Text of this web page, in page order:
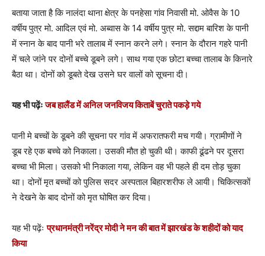
बताया जाता है कि नालंदा थाना क्षेत्र के पनहेसा गांव निवासी मो. ओवैस के 10
वर्षीय पुत्र मो. आदिल एवं मो. अब्वास के 14 वर्षीय पुत्र मो. सद्दाम बारिश के पानी
में स्नान के बाद पानी भरे तालाब में स्नान करने लगे। स्नान के दौरान गहरे पानी
में चले जांने पर दोनों बच्चे डूबने लगे। साथ गया एक छोटा बच्चा तालाब के किनारे
बैठा था। दोनों को डूबते देख उसने घर वालों को सूचना दी।
यह भी पढ़ेंःजब हालैंड में अनिल जनविजय किताबें चुराते पकड़े गये
पानी मे बच्चों के डूबने की सूचना पर गांव में अफरातफरी मच गयी। ग्रामीणों ने
डूब रहे एक बच्चे को निकाला। उसकी मौत हो चुकी थी। काफी ढूंढने पर दूसरा
बच्चा भी मिला। उसको भी निकाला गया, लेकिन वह भी पहले ही दम तोड़ चुका
था। दोनों मृत बच्चों को पुलिस सदर अस्पताल बिहारशरीफ ले आयी। चिकित्सकों
ने देखने के बाद दोनों को मृत घोषित कर दिया।
यह भी पढ़ेंःप्रधानमंत्री नरेंद्र मोदी ने मन की बात में झारखंड के शहीदों को याद
किया